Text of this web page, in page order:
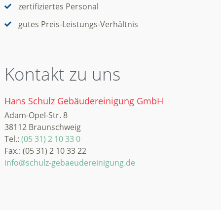
zertifiziertes Personal
gutes Preis-Leistungs-Verhältnis
Kontakt zu uns
Hans Schulz Gebäudereinigung GmbH
Adam-Opel-Str. 8
38112 Braunschweig
Tel.: (05 31) 2 10 33 0
Fax.: (05 31) 2 10 33 22
info@schulz-gebaeudereinigung.de